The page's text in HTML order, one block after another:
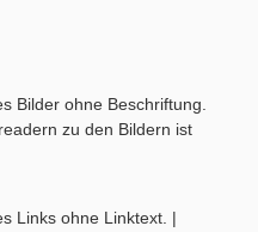
Bilder ohne Beschriftung.
zu den Bildern ist
Links ohne Linktext. |